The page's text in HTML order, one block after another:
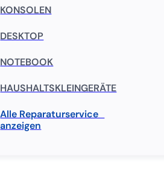
KONSOLEN
DESKTOP
NOTEBOOK
HAUSHALTSKLEINGERÄTE
Alle Reparaturservice
anzeigen